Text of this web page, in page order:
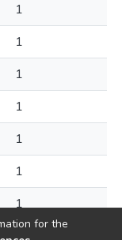
1
1
1
1
1
1
1
for the